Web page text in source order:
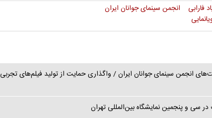
فارابی
انجمن سینمای جوانان ایران
انجمن سینمای جوانان ایران / واگذاری حمایت از تولید فیلم‌های تجربی